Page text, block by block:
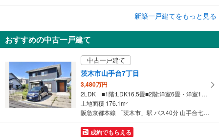
茨木市島2丁目
2LDK＋S
土地面積 101.39m2
新築一戸建てをもっと見る
おすすめの中古一戸建て
中古一戸建て
茨木市山手台7丁目
3,480万円
2LDK ■1階:LDK16.5畳■2階:洋室6畳・洋室12畳
土地面積 176.1m2
阪急京都本線 「茨木市」駅 バス40分 山手台七丁目 バス停下車 徒歩2分
成約でもらえる